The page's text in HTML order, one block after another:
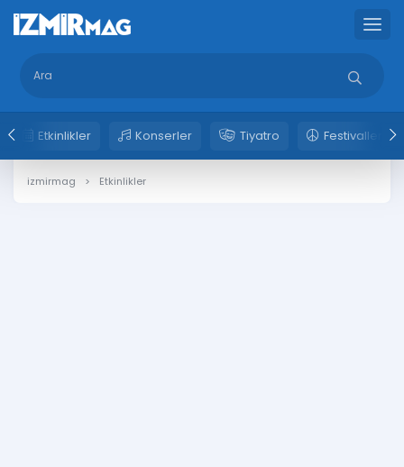
Etkinlikler Konserler Tiyatro Festivaller
izmirmag Etkinlikler